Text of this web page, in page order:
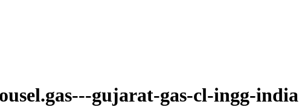
gujarat-gas-cl-ingg-india